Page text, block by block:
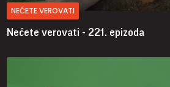
NEĆETE VEROVATI
Nećete verovati - 221. epizoda